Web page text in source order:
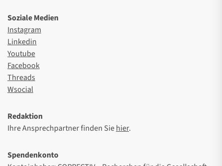
Soziale Medien
Instagram
Linkedin
Youtube
Facebook
Threads
Wsocial
Redaktion
Ihre Ansprechpartner finden Siehier.
Spendenkonto